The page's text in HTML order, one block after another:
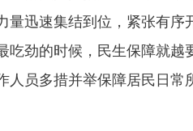
量迅速集结到位，紧张有
吃劲的时候，民生保障就
人员多措并举保障居民日